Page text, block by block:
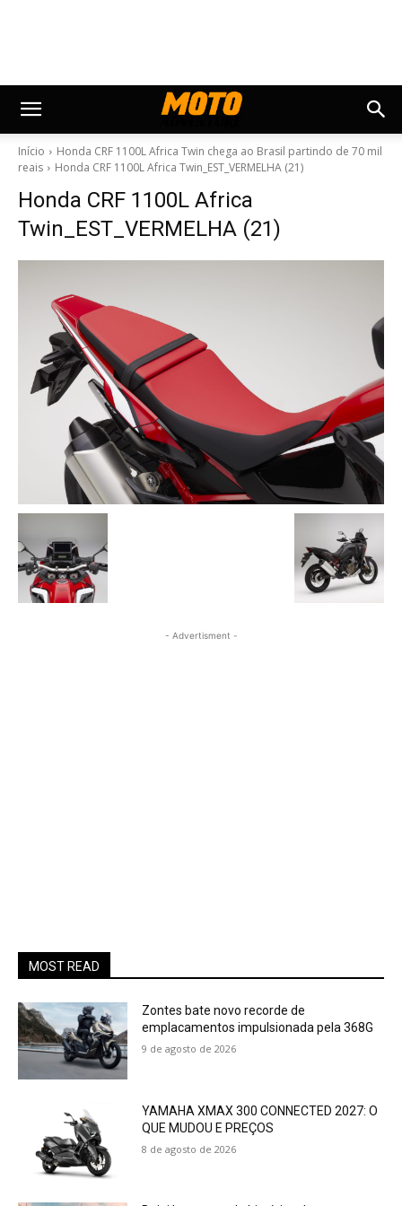
Início
Honda CRF 1100L Africa Twin chega ao Brasil partindo de 70 mil
reais
Honda CRF 1100L Africa Twin_EST_VERMELHA (21)
Honda CRF 1100L Africa
Twin_EST_VERMELHA (21)
- Advertisment -
MOST READ
Zontes bate novo recorde de
emplacamentos impulsionada pela 368G
9 de agosto de 2026
YAMAHA XMAX 300 CONNECTED 2027: O
QUE MUDOU E PREÇOS
8 de agosto de 2026